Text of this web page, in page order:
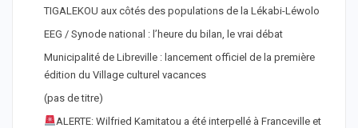
TIGALEKOU aux côtés des populations de la Lékabi-Léwolo
EEG / Synode national : l’heure du bilan, le vrai débat
Municipalité de Libreville : lancement officiel de la première
édition du Village culturel vacances
(pas de titre)
ALERTE: Wilfried Kamitatou a été interpellé à Franceville et